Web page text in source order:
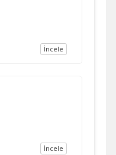
İncele
İncele